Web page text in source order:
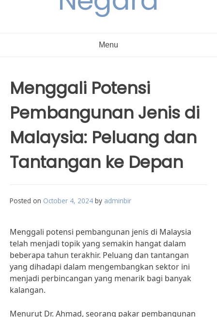
Menu
Menggali Potensi
Pembangunan Jenis di
Malaysia: Peluang dan
Tantangan ke Depan
Posted on October 4, 2024 by adminbir
Menggali potensi pembangunan jenis di Malaysia
telah menjadi topik yang semakin hangat dalam
beberapa tahun terakhir. Peluang dan tantangan
yang dihadapi dalam mengembangkan sektor ini
menjadi perbincangan yang menarik bagi banyak
kalangan.
Menurut Dr. Ahmad, seorang pakar pembangunan